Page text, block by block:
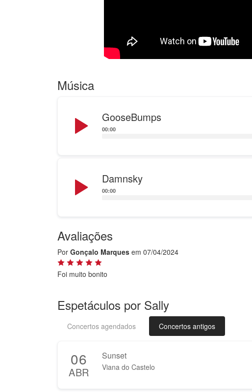
Música
GooseBumps
Player
00:00
Damnsky
Player
00:00
Avaliações
Por Gonçalo Marques em 07/04/2024
Foi muito bonito
Espetáculos por Sally
Concertos agendados Concertos antigos
06
ABR
Sunset
Viana do Castelo